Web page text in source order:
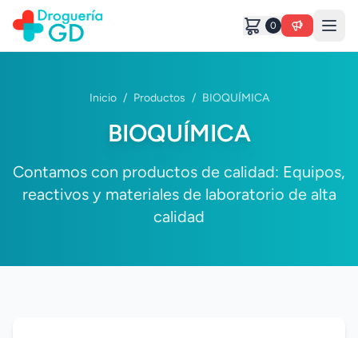
0
Inicio / Productos / BIOQUÍMICA
BIOQUÍMICA
Contamos con productos de calidad: Equipos,
reactivos y materiales de laboratorio de alta
calidad